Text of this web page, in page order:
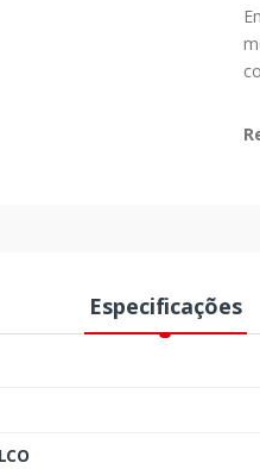
Especificações